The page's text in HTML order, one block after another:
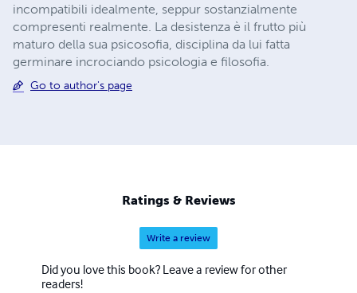
incompatibili idealmente, seppur sostanzialmente
compresenti realmente. La desistenza è il frutto più
maturo della sua psicosofia, disciplina da lui fatta
germinare incrociando psicologia e filosofia.
Go to author's page
Ratings & Reviews
Write a review
Did you love this book? Leave a review for other
readers!